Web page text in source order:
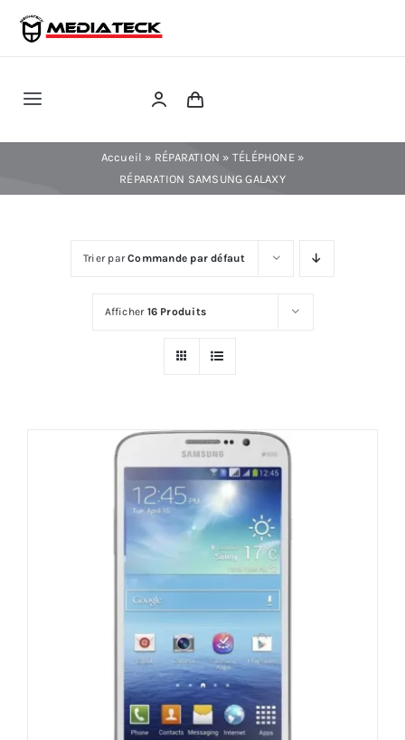
Skip
Toggle
Navigation
Accueil » RÉPARATION » TÉLÉPHONE»
RÉPARATION SAMSUNG GALAXY
Trier parCommande par défaut
Afficher 16 Produits